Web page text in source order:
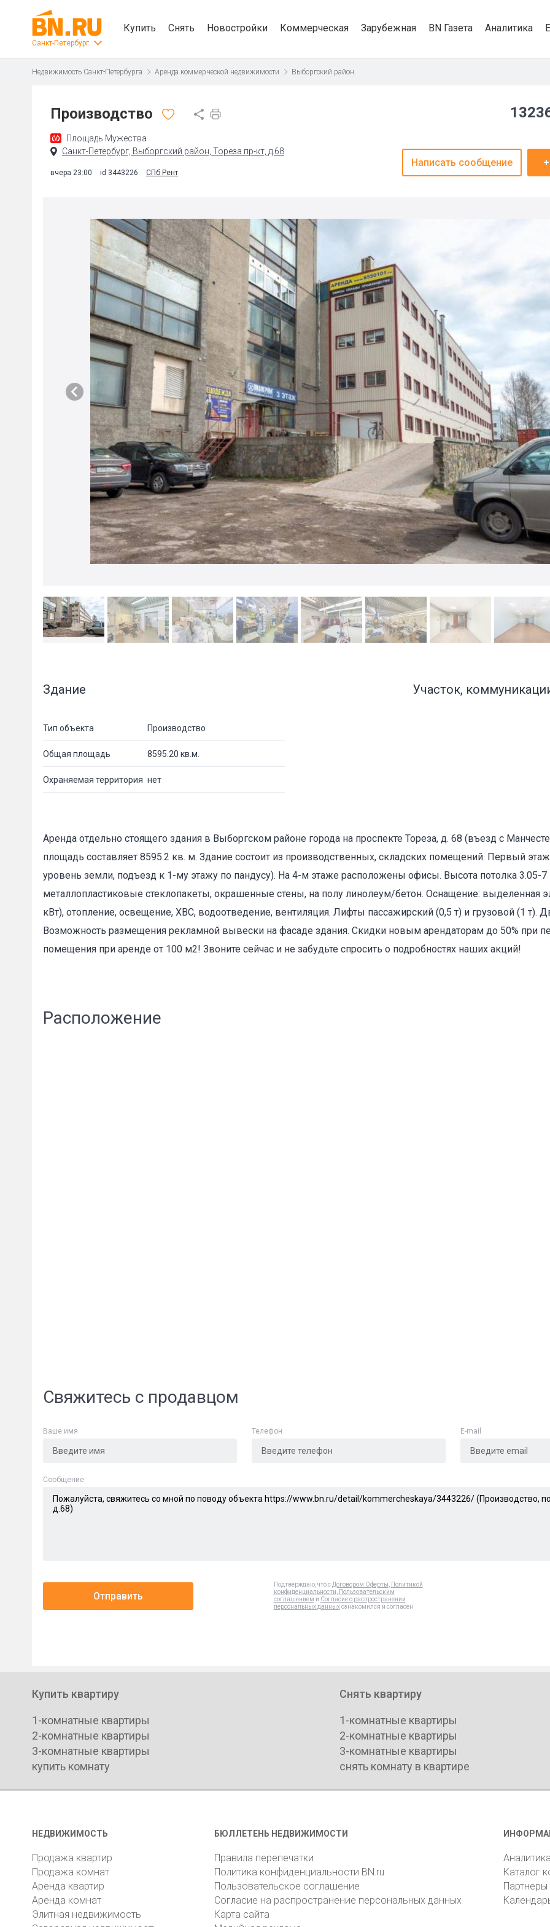
Санкт-Петербург
Купить Снять Новостройки Коммерческая Зарубежная BN Газета Аналитика
Недвижимость Санкт-Петербурга Аренда коммерческой недвижимости Выборгский район
Производство
Площадь Мужества
Санкт-Петербург, Выборгский район, Тореза пр-кт, д.68
вчера 23:00 id 3443226 СПб Рент
Написать сообщение
Здание
Тип объекта Производство
Общая площадь 8595.20 кв.м.
Охраняемая территория нет
Участок,
Аренда отдельно стоящего здания в Выборгском районе города на проспекте Тореза, д. 68 (въезд с
площадь составляет 8595.2 кв. м. Здание состоит из производственных, складских помещений. Первый
уровень земли, подъезд к 1-му этажу по пандусу). На 4-м этаже расположены офисы. Высота потолка 3.05-
металлопластиковые стеклопакеты, окрашенные стены, на полу линолеум/бетон. Оснащение: выделенная
кВт), отопление, освещение, ХВС, водоотведение, вентиляция. Лифты пассажирский (0,5 т) и грузовой (1 т).
Возможность размещения рекламной вывески на фасаде здания. Скидки новым арендаторам до 50% при
помещения при аренде от 100 м2! Звоните сейчас и не забудьте спросить о подробностях наших акций!
Расположение
Свяжитесь с продавцом
Ваше имя Телефон E-mail
Cообщение
Отправить
Подтверждаю, что с Договором Оферты
Политикой
конфиденциальности
Пользовательским
соглашением и Согласие о распространении
персональных данныхознакомился и согласен
Пожаловаться на объявление
Ваше имя
Купить квартиру
1-комнатные квартиры
2-комнатные квартиры
3-комнатные квартиры
купить комнату
Снять квартиру
1-комнатные квартиры
2-комнатные квартиры
3-комнатные квартиры
снять комнату в квартире
НЕДВИЖИМОСТЬ
Продажа квартир
Продажа комнат
Аренда квартир
Аренда комнат
Элитная недвижимость
БЮЛЛЕТЕНЬ НЕДВИЖИМОСТИ
Правила перепечатки
Политика конфиденциальности BN.ru
Пользовательское соглашение
Согласие на распространение персональных данных
Карта сайта
Каталог
Партнеры